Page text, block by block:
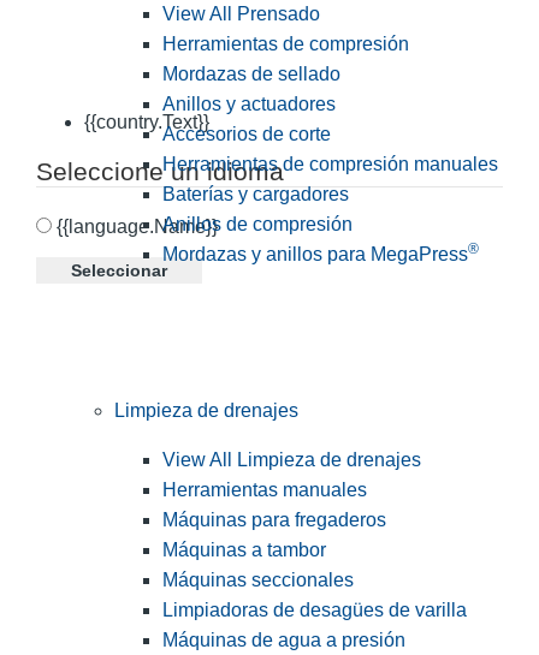
{{country.Text}}
Seleccione un idioma
{{language.Name}}
Seleccionar
View All Prensado
Herramientas de compresión
Mordazas de sellado
Anillos y actuadores
Accesorios de corte
Herramientas de compresión manuales
Baterías y cargadores
Anillos de compresión
Mordazas y anillos para MegaPress®
Limpieza de drenajes
View All Limpieza de drenajes
Herramientas manuales
Máquinas para fregaderos
Máquinas a tambor
Máquinas seccionales
Limpiadoras de desagües de varilla
Máquinas de agua a presión